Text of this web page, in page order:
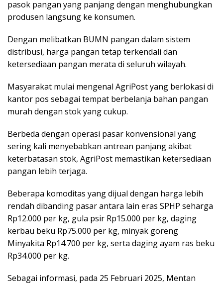
pasok pangan yang panjang dengan menghubungkan
produsen langsung ke konsumen.
Dengan melibatkan BUMN pangan dalam sistem
distribusi, harga pangan tetap terkendali dan
ketersediaan pangan merata di seluruh wilayah.
Masyarakat mulai mengenal AgriPost yang berlokasi di
kantor pos sebagai tempat berbelanja bahan pangan
murah dengan stok yang cukup.
Berbeda dengan operasi pasar konvensional yang
sering kali menyebabkan antrean panjang akibat
keterbatasan stok, AgriPost memastikan ketersediaan
pangan lebih terjaga.
Beberapa komoditas yang dijual dengan harga lebih
rendah dibanding pasar antara lain eras SPHP seharga
Rp12.000 per kg, gula psir Rp15.000 per kg, daging
kerbau beku Rp75.000 per kg, minyak goreng
Minyakita Rp14.700 per kg, serta daging ayam ras beku
Rp34.000 per kg.
Sebagai informasi, pada 25 Februari 2025, Mentan